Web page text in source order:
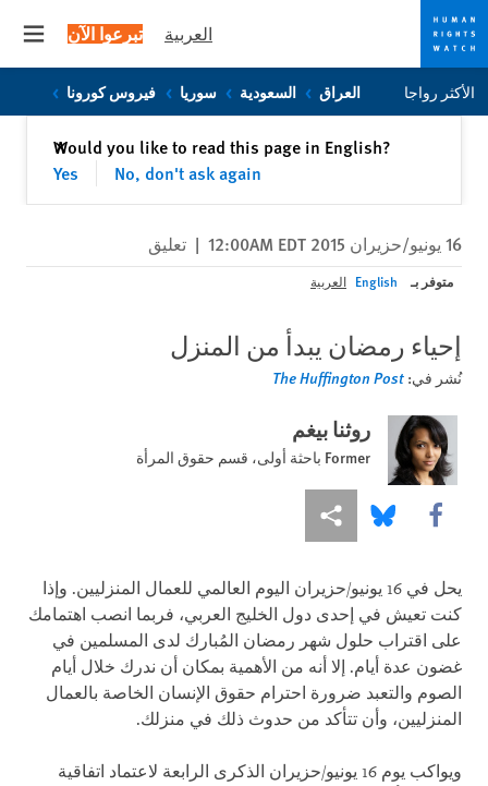
Skip
to
Skip
to
العربية تبرعوا الآن
الأكثر رواجا العراق السعودية سوريا فيروس كورونا
Would you like to read this page in English?
Yes
No, don't ask again
✕إغلاق
16 يونيو/حزيران 2015 12:00AM EDT | تعليق
متوفر بـ English العربية
إحياء رمضان يبدأ من المنزل
نُشر في: The Huffington Post
روثنا بيغم
Former باحثة أولى، قسم حقوق المرأة
Share this via Facebook
Share this via Bluesky
Share this via مشاركة
يحل في 16 يونيو/حزيران اليوم العالمي للعمال المنزليين. وإذا
كنت تعيش في إحدى دول الخليج العربي، فربما انصب اهتمامك
على اقتراب حلول شهر رمضان المُبارك لدى المسلمين في
غضون عدة أيام. إلا أنه من الأهمية بمكان أن ندرك خلال أيام
الصوم والتعبد ضرورة احترام حقوق الإنسان الخاصة بالعمال
المنزليين، وأن تتأكد من حدوث ذلك في منزلك.
ويواكب يوم 16 يونيو/حزيران الذكرى الرابعة لاعتماد اتفاقية